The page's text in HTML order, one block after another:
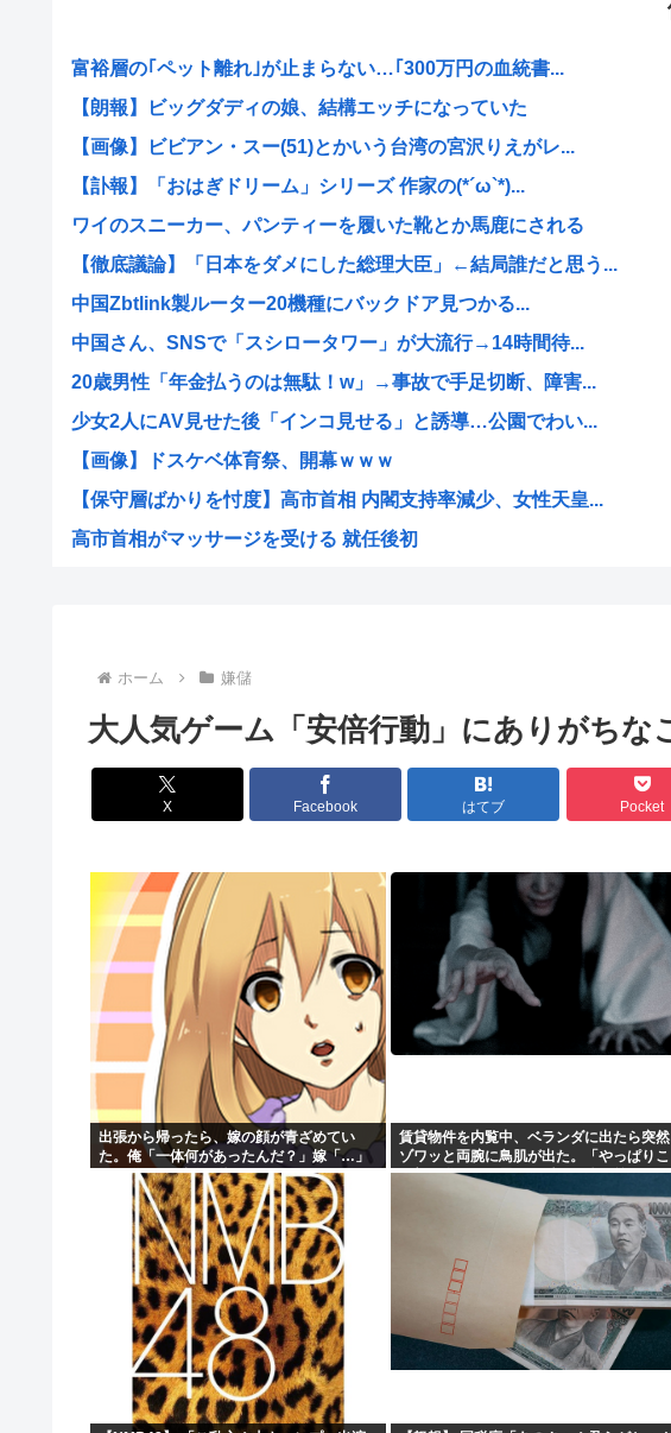
富裕層の｢ペット離れ｣が止まらない…｢300万円の血統書...
【朗報】ビッグダディの娘、結構エッチになっていた
【画像】ビビアン・スー(51)とかいう台湾の宮沢りえがレ...
【訃報】「おはぎドリーム」シリーズ 作家の(*´ω`*)...
ワイのスニーカー、パンティーを履いた靴とか馬鹿にされる
【徹底議論】「日本をダメにした総理大臣」←結局誰だと思う...
中国Zbtlink製ルーター20機種にバックドア見つかる...
中国さん、SNSで「スシロータワー」が大流行→14時間待...
20歳男性「年金払うのは無駄！w」→事故で手足切断、障害...
少女2人にAV見せた後「インコ見せる」と誘導…公園でわい...
【画像】ドスケベ体育祭、開幕ｗｗｗ
【保守層ばかりを忖度】高市首相 内閣支持率減少、女性天皇...
高市首相がマッサージを受ける 就任後初
【悲報】17歳で無期懲役になった奴、怖いwww
【悲報】中国の強者女性「年齢のせいで誰も私と結婚してくれ...
【画像あり】弱男「あのっ…！よかったらホテル…」女「ぷっ...
中国メディア 中国製の「プレハブ住宅」に世界から注文が殺...
おっパブ行ってきた結果www
マーベルの新作格ゲー、俺ちゃんことデッドプール(CV子安...
共産党・志位氏「高市首相は非核三原則を今後堅持すると言わ...
【画像】愛知の半グレ、怖すぎる→御尊顔がこちら…
「小泉やめろ」核巡る防衛相発言を批判、横浜駅西口で市民ら...
40代の独身って休日はなにしてるの？
【画像】グラドルさんの『胸』、丸見えになってしまうwww
京大病院で医療ミス 脳腫瘍手術で「正常な組織」を誤って摘...
ホーム 嫌儲
大人気ゲーム「安倍行動」にありがちな
X Facebook はてブ Pocket
出張から帰ったら、嫁の顔が青ざめてい
た。俺「一体何があったんだ？」嫁「…」
→子供たちに話を聞くと…
賃貸物件を内覧中、ベランダに出たら突然
ゾワッと両腕に鳥肌が出た。「やっぱりこ
の部屋嫌だ」と思った瞬間、体が前にドン
ッと突き飛ばされて…